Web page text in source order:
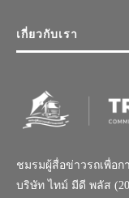
เกี่ยวกับเรา
ชมรมผู้สื่อข่าวรถเพื่อ
บริษัท ไทม์ มีดี พลัส